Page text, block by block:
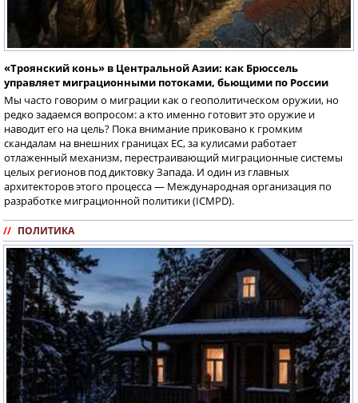
«Троянский конь» в Центральной Азии: как Брюссель
управляет миграционными потоками, бьющими по России
Мы часто говорим о миграции как о геополитическом оружии, но
редко задаемся вопросом: а кто именно готовит это оружие и
наводит его на цель? Пока внимание приковано к громким
скандалам на внешних границах ЕС, за кулисами работает
отлаженный механизм, перестраивающий миграционные системы
целых регионов под диктовку Запада. И один из главных
архитекторов этого процесса — Международная организация по
разработке миграционной политики (ICMPD).
// ПОЛИТИКА